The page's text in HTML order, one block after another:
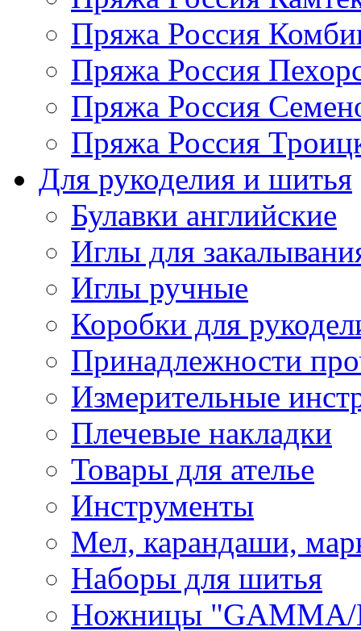
Пряжа Россия
Пряжа Россия
Пряжа Россия
Пряжа Россия
Для рукоделия и шитья
Булавки английские
Иглы для
Иглы ручные
Коробки для
Принадлежности
Измерительные
Плечевые накладки
Товары для ателье
Инструменты
Мел, карандаши,
Наборы для шитья
Ножницы "GAMMA/